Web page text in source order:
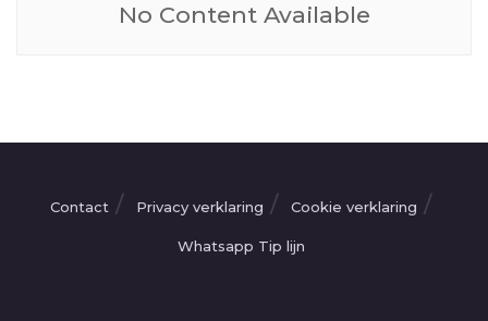
No Content Available
Contact Privacy verklaring Cookie verklaring
Whatsapp Tip lijn